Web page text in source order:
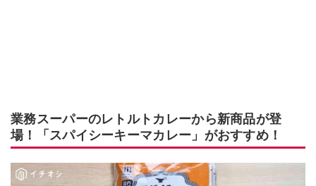
業務スーパーのレトルトカレーから新商品が登
場！「スパイシーキーマカレー」がおすすめ！